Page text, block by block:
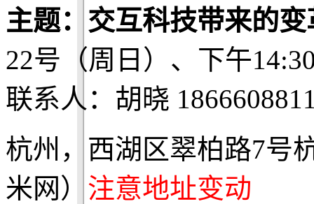
主题：交互科技带来的
22号（周日）、下午
联系人：胡晓
杭州，西湖区翠柏路7号
米网） 注意地址变动